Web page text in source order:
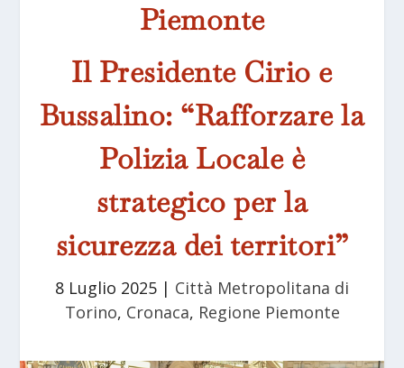
Piemonte
Il Presidente Cirio e
Bussalino: “Rafforzare la
Polizia Locale è
strategico per la
sicurezza dei territori”
8 Luglio 2025 | Città Metropolitana di
Torino, Cronaca, Regione Piemonte